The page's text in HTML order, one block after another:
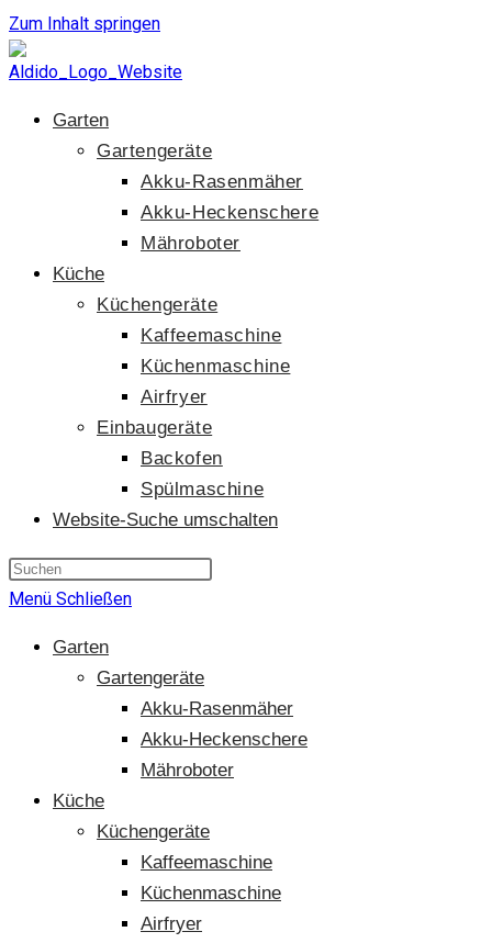
Zum Inhalt springen
Garten
Gartengeräte
Akku-Rasenmäher
Akku-Heckenschere
Mähroboter
Küche
Küchengeräte
Kaffeemaschine
Küchenmaschine
Airfryer
Einbaugeräte
Backofen
Spülmaschine
Website-Suche umschalten
Menü Schließen
Garten
Gartengeräte
Akku-Rasenmäher
Akku-Heckenschere
Mähroboter
Küche
Küchengeräte
Kaffeemaschine
Küchenmaschine
Airfryer